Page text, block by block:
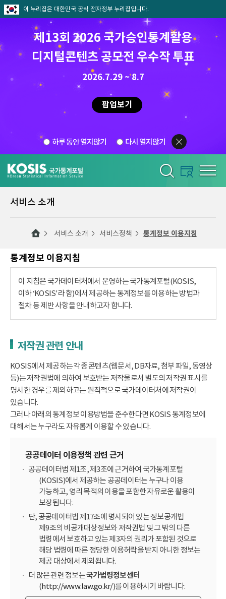
이 누리집은 대한민국 공식 전자정부 누리집입니다.
제13회 2026 국가승인통계활용
디지털콘텐츠 공모전 우수작 투표
2026.7.29 ~ 8.7
팝업보기
하루 동안 열지않기 다시 열지않기
서비스 소개
서비스 소개 서비스정책 통계정보 이용지침
통계정보 이용지침
이 지침은 국가데이터처에서 운영하는 국가통계포털(KOSIS,
이하 ‘KOSIS'라 함)에서 제공하는 통계정보를 이용하는 방법과
절차 등 제반 사항을 안내하고자 합니다.
저작권 관련 안내
KOSIS에서 제공하는 각종 콘텐츠(웹문서, DB자료, 첨부 파일, 동영상
등)는 저작권법에 의하여 보호받는 저작물로서 별도의 저작권 표시를
명시한 경우를 제외하고는 원칙적으로 국가데이터처에 저작권이
있습니다.
그러나 아래의 통계정보 이용방법을 준수한다면 KOSIS 통계정보에
대해서는 누구라도 자유롭게 이용할 수 있습니다.
공공데이터 이용정책 관련 근거
공공데이터법 제1조, 제3조에 근거하여 국가통계포털
(KOSIS)에서 제공하는 공공데이터는 누구나 이용
가능하고, 영리 목적의 이용을 포함한 자유로운 활용이
보장됩니다.
단, 공공데이터법 제17조에 명시되어 있는 정보공개법
제9조의 비공개대상정보와 저작권법 및 그 밖의 다른
법령에서 보호하고 있는 제3자의 권리가 포함된 것으로
해당 법령에 따른 정당한 이용허락을 받지 아니한 정보는
제공 대상에서 제외됩니다.
더 많은 관련 정보는국가법령정보센터
(http://www.law.go.kr/)를 이용하시기 바랍니다.